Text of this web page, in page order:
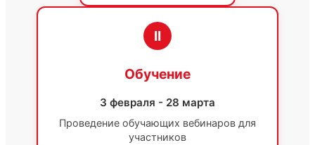
II
Обучение
3 февраля - 28 марта
Проведение обучающих вебинаров для
участников